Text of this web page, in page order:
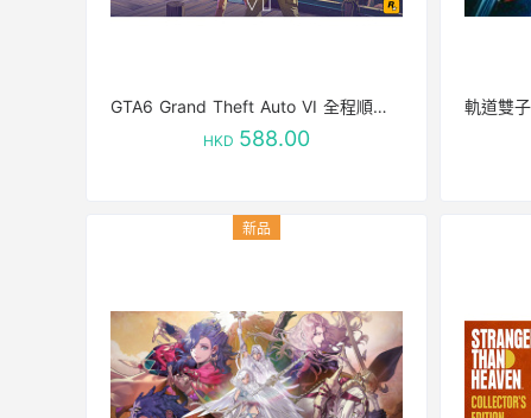
GTA6 Grand Theft Auto VI 全程順豐 包郵不包稅 稅費到付
HKD 588.00
軌道雙